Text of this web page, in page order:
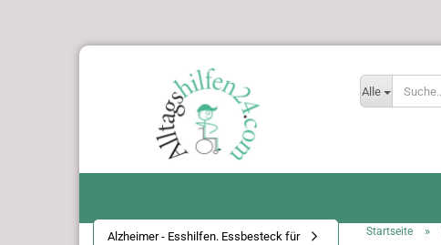
Alle
Startseite »
Alzheimer - Esshilfen. Essbesteck für